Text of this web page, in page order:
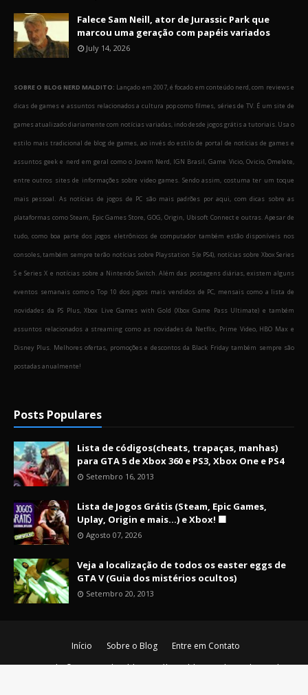
Falece Sam Neill, ator de Jurassic Park que
marcou uma geração com papéis variados
July 14, 2026
SOBRE O BLOG NERD MALDITO: Lançado em 2007, é focado em conteúdo nerd, com reviews e
dicas de games e assuntos relacionados a cultura pop como filmes, séries de TV. É um site de
games atualizado diariamente com notícias variadas, indo desde jogos grátis a tutoriais. Usa o
estilo mais tradicional de blog de games, ao invés do estilo de portal de notícias de games e
assuntos geek e nerd em geral como o Jovem Nerd, IGN Brasil, Game Vicio, Ovicio, Omelete,
entre outros sites de informações sobre video games. Sendo assim, costuma ter um toque
mais pessoal. As notícias de jogos de PC são mais padrões por aqui, com dicas sobre as
plataformas como Steam, Epic Games Store, GOG, Origin, Ubisoft Connect e outras. Apesar de
tudo, como boa parte dos jogos eletrônicos de computador também estão disponíveis nos
consoles, também sempre terão notícias sobre Playstation 5 (e PS4), notícias sobre Xbox Series
S e Series X e notícias sobre a Nintendo Switch. Além das postagens diárias, existem alguns
eventos semanais como o Top 10 dos jogos mais vendidos de PC, mensais como a lista de
novidades da PS Plus, Xbox Live Games with Gold (Xbox Game Pass Ultimate) e também
assuntos relacionados a streaming como as novidades da Netflix, Prime Video, HBO Max e
Disney Plus. Melhores ofertas, promoções e descontos da Black Friday também sempre são
postadas anualmente!
Posts Populares
Lista de códigos(cheats, trapaças, manhas)
para GTA 5 de Xbox 360 e PS3, Xbox One e PS4
Setembro 16, 2013
Lista de Jogos Grátis (Steam, Epic Games,
Uplay, Origin e mais...) e Xbox! 🟩
Agosto 07, 2026
Veja a localização de todos os easter eggs de
GTA V (Guia dos mistérios ocultos)
Setembro 20, 2013
Início Sobre o Blog
Entre em Contato
Copyright ©2026Nerd Maldito - O último blog nerd vivo da era de